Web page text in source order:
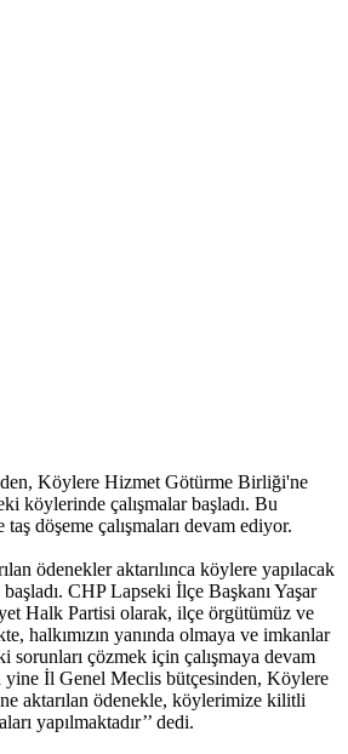
Köylere Hizmet Götürme Birliği'ne
köylerinde çalışmalar başladı. Bu
döşeme çalışmaları devam ediyor.
ödenekler aktarılınca köylere yapılacak
başladı. CHP Lapseki İlçe Başkanı Yaşar
Halk Partisi olarak, ilçe örgütümüz ve
halkımızın yanında olmaya ve imkanlar
sorunları çözmek için çalışmaya devam
İl Genel Meclis bütçesinden, Köylere
aktarılan ödenekle, köylerimize kilitli
yapılmaktadır’’ dedi.